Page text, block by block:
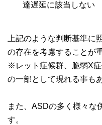
達遅延に該当しない
上記のような判断基準に
の存在を考慮することが
※レット症候群、脆弱X
の一部として現れる事も
また、ASDの多く様々な
す。